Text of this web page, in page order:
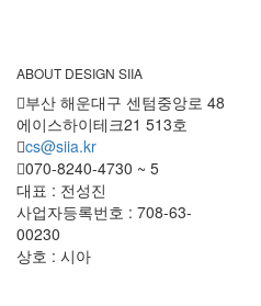
ABOUT DESIGN SIIA
부산 해운대구 센텀중앙로 48
에이스하이테크21 513호
cs@siia.kr
070-8240-4730 ~ 5
대표 : 전성진
사업자등록번호 : 708-63-
00230
상호 : 시아